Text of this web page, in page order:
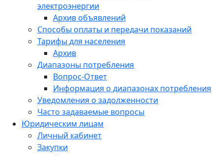
электроэнергии
Архив объявлений
Способы оплаты и передачи показаний
Тарифы для населения
Архив
Диапазоны потребления
Вопрос-Ответ
Информация о диапазонах потребления
Уведомления о задолженности
Часто задаваемые вопросы
Юридическим лицам
Личный кабинет
Закупки